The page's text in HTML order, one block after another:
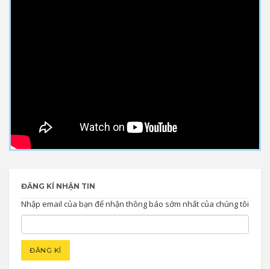
ĐĂNG KÍ NHẬN TIN
Nhập email của bạn để nhận thông báo sớm nhất của chúng tôi